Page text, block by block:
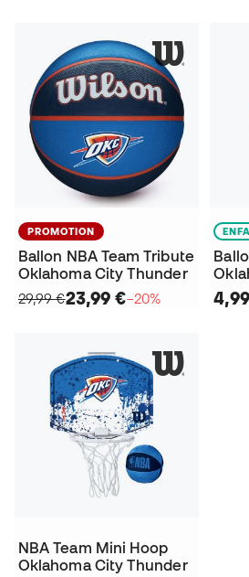
PROMOTION
Ballon NBA Team Tribute
Oklahoma City Thunder
29,99 €23,99 €−20%
NBA Team Mini Hoop
Oklahoma City Thunder